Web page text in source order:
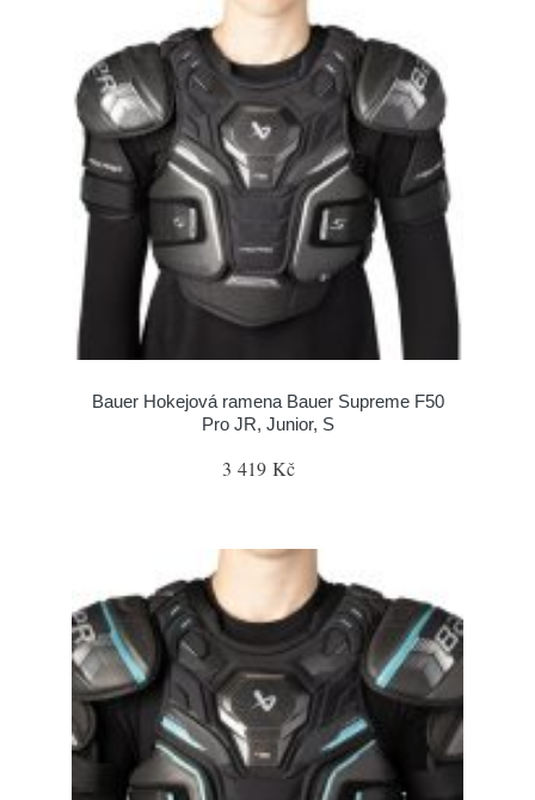
Bauer Hokejová ramena Bauer Supreme F50
Pro JR, Junior, S
3 419 Kč